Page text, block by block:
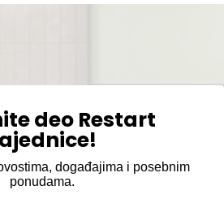
deo Restart
događajima i posebnim
ponudama.